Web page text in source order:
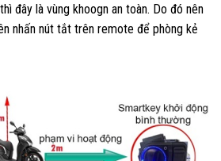
đây là vùng khoogn an toàn. Do đó nên
nhấn nút tắt trên remote để phòng kẻ